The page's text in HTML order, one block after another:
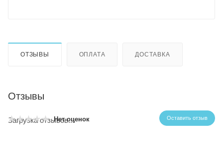
ОТЗЫВЫ ОПЛАТА ДОСТАВКА
Отзывы
Нет оценок Оставить отзыв
Загрузка отзывов...